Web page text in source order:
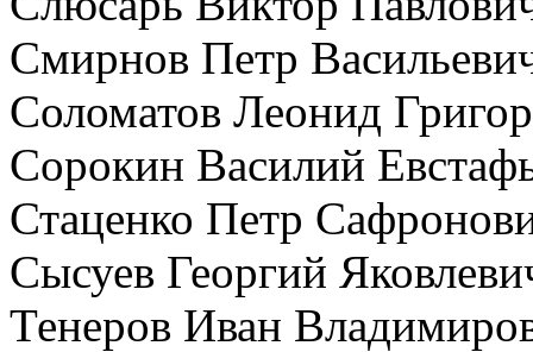
Смирнов Петр
Соломатов Леонид
Сорокин Василий
Стаценко Петр
Сысуев Георгий
Тенеров Иван